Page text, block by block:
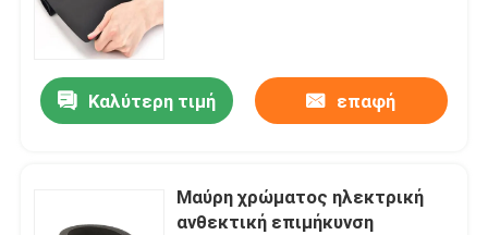
Καλύτερη τιμή επαφή
Μαύρη χρώματος ηλεκτρική
ανθεκτική επιμήκυνση